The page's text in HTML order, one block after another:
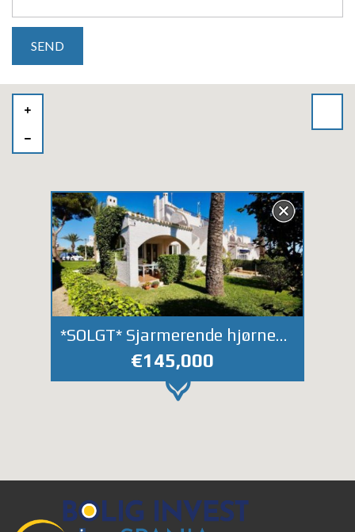
*SOLGT* Sjarmerende hjørnehus i ettertraktede Urbanización Marbella i Villamartin med nærhet til førsteklasses golfbaner og alle fasiliteter.
€145,000